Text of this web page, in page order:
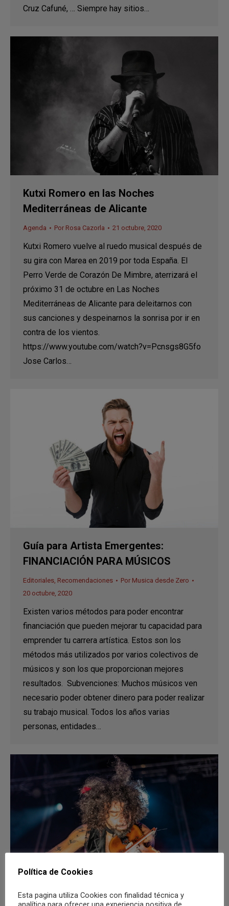
Cruz Cafuné, … Siempre hay sitios…
Kutxi Romero en las Noches
Mediterráneas de Alicante
Agenda Por Rosa Cazorla 21 octubre, 2020
Kutxi Romero vuelve al ruedo musical después de
su gira con Marea en 2019 por toda España. El
Perro Verde de Corazón De Mimbre, aterrizará el
próximo 31 de octubre en Las Noches
Mediterráneas de Alicante para deleitarnos con
sus canciones y despeinarnos la sonrisa por ir en
contra de los vientos.
https://www.youtube.com/watch?v=Pcnsgs8G5fo
Jose Carlos…
Guía para Artista Emergentes:
FINANCIACIÓN PARA MÚSICOS
Editoriales, Recomendaciones Por Musica desde Zero
20 octubre, 2020
Existen varios métodos para poder encontrar
financiación que pueden mejorar tu capacidad para
emprender tu carrera artística. Estos son los
métodos más utilizados por varios colectivos de
músicos y son los que proporcionan mejores
resultados. Subvenciones: Muchos músicos ven
necesario poder obtener dinero para poder realizar
su trabajo musical. Todos los años varias
personas, entidades…
Política de Cookies
Esta pagina utiliza Cookies con finalidad técnica y